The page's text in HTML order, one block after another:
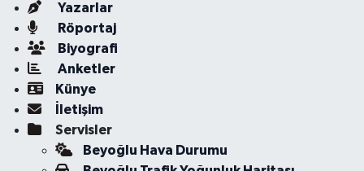
Yazarlar
Röportaj
Biyografi
Anketler
Künye
İletişim
Servisler
Beyoğlu Hava Durumu